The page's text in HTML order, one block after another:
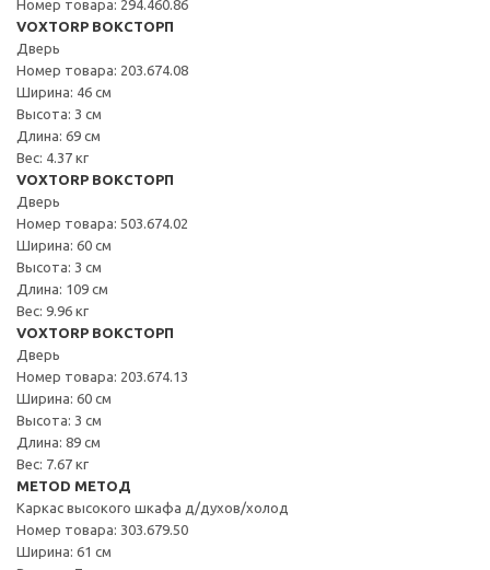
Номер товара: 294.460.86
VOXTORP ВОКСТОРП
Дверь
Номер товара: 203.674.08
Ширина: 46 см
Высота: 3 см
Длина: 69 см
Вес: 4.37 кг
VOXTORP ВОКСТОРП
Дверь
Номер товара: 503.674.02
Ширина: 60 см
Высота: 3 см
Длина: 109 см
Вес: 9.96 кг
VOXTORP ВОКСТОРП
Дверь
Номер товара: 203.674.13
Ширина: 60 см
Высота: 3 см
Длина: 89 см
Вес: 7.67 кг
METOD МЕТОД
Каркас высокого шкафа д/духов/холод
Номер товара: 303.679.50
Ширина: 61 см